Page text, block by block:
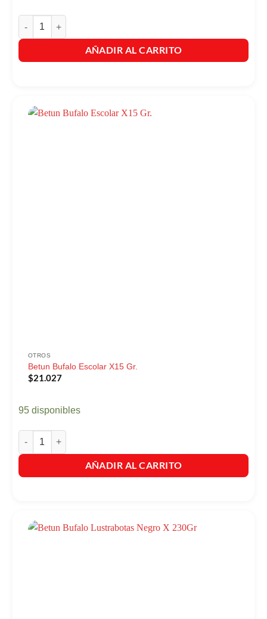
Betun Bufalo Crema Autobrillante X 40Ml Neutro cantidad
AÑADIR AL CARRITO
OTROS
Betun Bufalo Escolar X15 Gr.
$21.027
95 disponibles
Betun Bufalo Escolar X15 Gr. cantidad
AÑADIR AL CARRITO